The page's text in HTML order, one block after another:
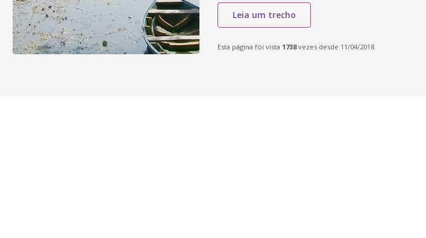
Leia um trecho
Esta página foi vista 1738vezes desde 11/04/2018